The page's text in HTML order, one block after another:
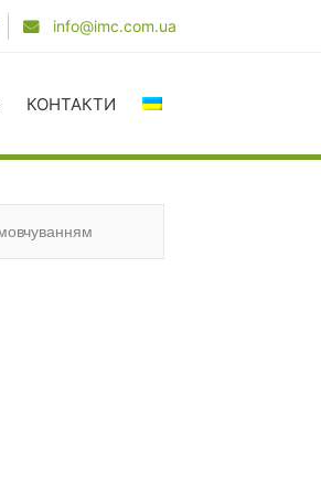
info@imc.com.ua
КОНТАКТИ